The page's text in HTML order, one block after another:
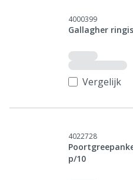
4000399
Gallagher
Vergelijk
4022728
p/10